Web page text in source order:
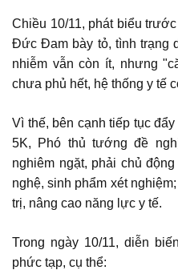
Chiều 10/11, phát biểu
Đức Đam bày tỏ, tình trạng
nhiễm vẫn còn ít, nhưng
chưa phủ hết, hệ thống y tế
Vì thế, bên cạnh tiếp tục
5K, Phó thủ tướng đề
nghiêm ngặt, phải chủ
nghệ, sinh phẩm xét
trị, nâng cao năng lực y tế.
Trong ngày 10/11, diễn
phức tạp, cụ thể: